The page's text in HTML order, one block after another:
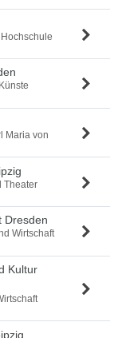
Maria von
Theater
Dresden
Wirtschaft
Kultur